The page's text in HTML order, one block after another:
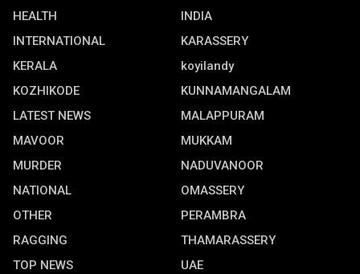
HEALTH
INDIA
INTERNATIONAL
KARASSERY
KERALA
koyilandy
KOZHIKODE
KUNNAMANGALAM
LATEST NEWS
MALAPPURAM
MAVOOR
MUKKAM
MURDER
NADUVANOOR
NATIONAL
OMASSERY
OTHER
PERAMBRA
RAGGING
THAMARASSERY
TOP NEWS
UAE